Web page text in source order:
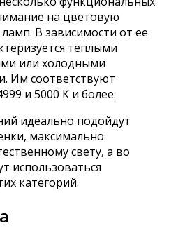
на цветовую
В зависимости от ее
теплыми
или холодными
Им соответствуют
и 5000 К и более.
идеально подойдут
максимально
свету, а во
использоваться
категорий.